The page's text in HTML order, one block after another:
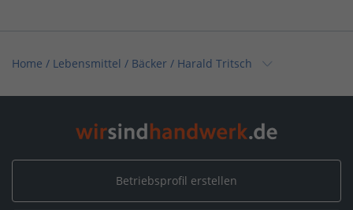
Home / Lebensmittel / Bäcker / Harald Tritsch
Home / Hessen / Birkenau / Harald Tritsch
Betriebsprofil erstellen